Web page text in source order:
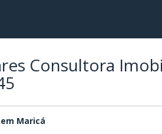
Consultora
Maricá